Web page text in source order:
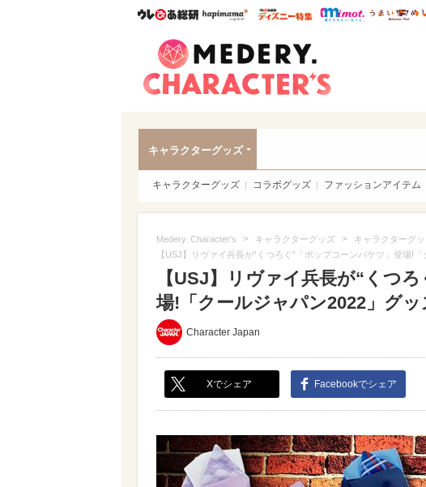
ウレぴあ総研ハピママ* ウレぴあ総研 ディ
mimot.
キャラクターグッズ
キャラクターグッズ コラボグッズ ファッションアイテム
Medery. Character's > キャラクターグッズ > キャラクターグ
【USJ】リヴァイ兵長が“くつろぐ”「ポップコーンバケツ」登場!
【USJ】リヴァイ兵長が“くつ
場!「クールジャパン2022」グッ
Character Japan
Xでシェア Facebookでシェア